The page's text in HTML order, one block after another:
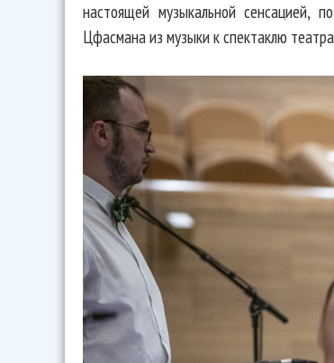
настоящей музыкальной сенсацией,
Цфасмана из музыки к спектаклю